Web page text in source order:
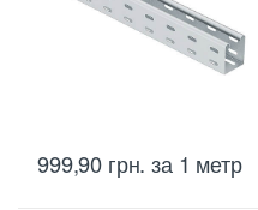
999,90 грн. за 1 метр